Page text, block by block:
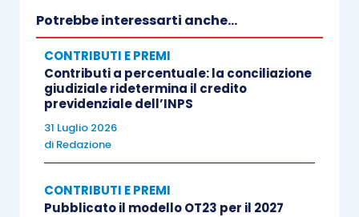
Potrebbe interessarti anche...
CONTRIBUTI E PREMI
Contributi a percentuale: la conciliazione
giudiziale ridetermina il credito
previdenziale dell’INPS
31 Luglio 2026
di Redazione
CONTRIBUTI E PREMI
Pubblicato il modello OT23 per il 2027